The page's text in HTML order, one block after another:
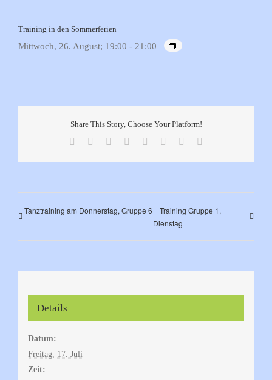
Training in den Sommerferien
Mittwoch, 26. August; 19:00 - 21:00
Share This Story, Choose Your Platform!
Facebook Reddit LinkedIn
TumblrPinterest
Tanztraining am Donnerstag, Gruppe 6
Training Gruppe 1,
Dienstag
Details
Datum:
Freitag, 17. Juli
Zeit: